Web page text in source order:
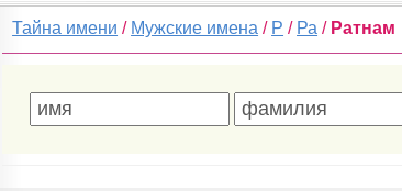
Тайна имени / Мужские имена / Р / Ра / Ратнам